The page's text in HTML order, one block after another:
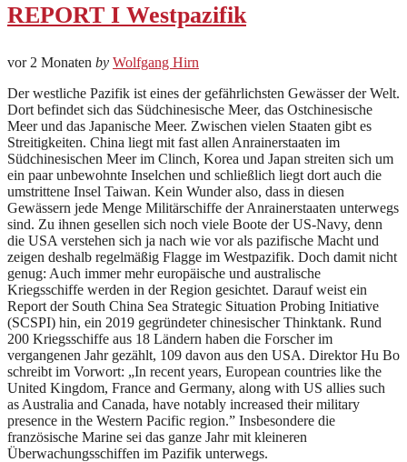
REPORT I Westpazifik
vor 2 Monaten by Wolfgang Hirn
Der westliche Pazifik ist eines der gefährlichsten Gewässer der Welt.
Dort befindet sich das Südchinesische Meer, das Ostchinesische
Meer und das Japanische Meer. Zwischen vielen Staaten gibt es
Streitigkeiten. China liegt mit fast allen Anrainerstaaten im
Südchinesischen Meer im Clinch, Korea und Japan streiten sich um
ein paar unbewohnte Inselchen und schließlich liegt dort auch die
umstrittene Insel Taiwan. Kein Wunder also, dass in diesen
Gewässern jede Menge Militärschiffe der Anrainerstaaten unterwegs
sind. Zu ihnen gesellen sich noch viele Boote der US-Navy, denn
die USA verstehen sich ja nach wie vor als pazifische Macht und
zeigen deshalb regelmäßig Flagge im Westpazifik. Doch damit nicht
genug: Auch immer mehr europäische und australische
Kriegsschiffe werden in der Region gesichtet. Darauf weist ein
Report der South China Sea Strategic Situation Probing Initiative
(SCSPI) hin, ein 2019 gegründeter chinesischer Thinktank. Rund
200 Kriegsschiffe aus 18 Ländern haben die Forscher im
vergangenen Jahr gezählt, 109 davon aus den USA. Direktor Hu Bo
schreibt im Vorwort: „In recent years, European countries like the
United Kingdom, France and Germany, along with US allies such
as Australia and Canada, have notably increased their military
presence in the Western Pacific region.” Insbesondere die
französische Marine sei das ganze Jahr mit kleineren
Überwachungsschiffen im Pazifik unterwegs.